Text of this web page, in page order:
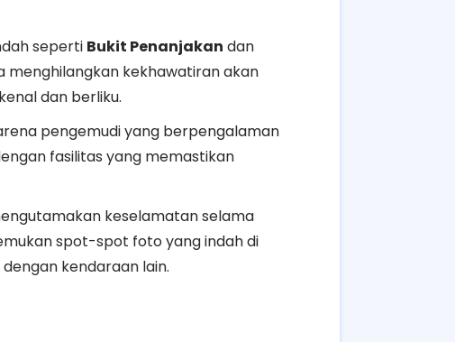
seperti Bukit Penanjakan dan
menghilangkan kekhawatiran akan
dan berliku.
pengemudi yang berpengalaman
fasilitas yang memastikan
keselamatan selama
spot-spot foto yang indah di
kendaraan lain.